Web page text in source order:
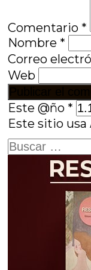
Comentario *
Nombre *
Correo
Web
Este @ño *
Este sitio
Buscar: